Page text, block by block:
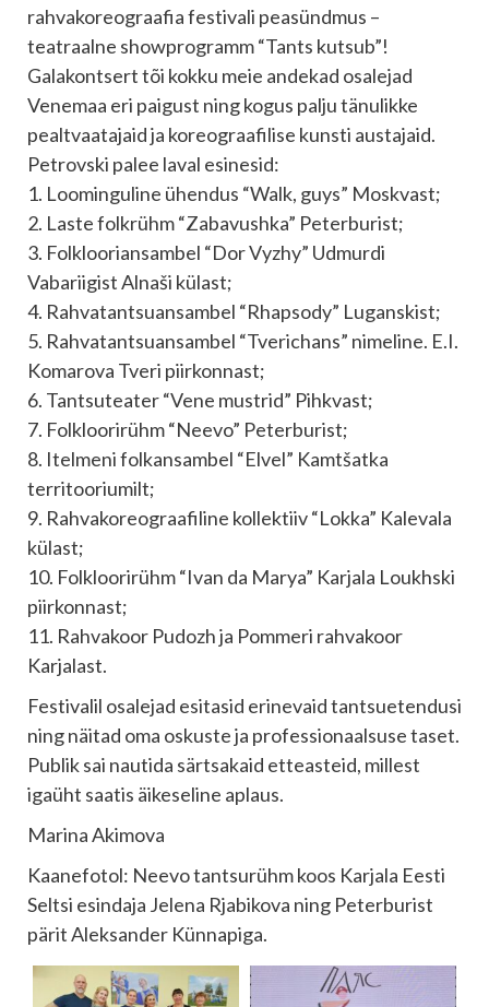
rahvakoreograafia festivali peasündmus –
teatraalne showprogramm “Tants kutsub”!
Galakontsert tõi kokku meie andekad osalejad
Venemaa eri paigust ning kogus palju tänulikke
pealtvaatajaid ja koreograafilise kunsti austajaid.
Petrovski palee laval esinesid:
1. Loominguline ühendus “Walk, guys” Moskvast;
2. Laste folkrühm “Zabavushka” Peterburist;
3. Folklooriansambel “Dor Vyzhy” Udmurdi
Vabariigist Alnaši külast;
4. Rahvatantsuansambel “Rhapsody” Luganskist;
5. Rahvatantsuansambel “Tverichans” nimeline. E.I.
Komarova Tveri piirkonnast;
6. Tantsuteater “Vene mustrid” Pihkvast;
7. Folkloorirühm “Neevo” Peterburist;
8. Itelmeni folkansambel “Elvel” Kamtšatka
territooriumilt;
9. Rahvakoreograafiline kollektiiv “Lokka” Kalevala
külast;
10. Folkloorirühm “Ivan da Marya” Karjala Loukhski
piirkonnast;
11. Rahvakoor Pudozh ja Pommeri rahvakoor
Karjalast.
Festivalil osalejad esitasid erinevaid tantsuetendusi
ning näitad oma oskuste ja professionaalsuse taset.
Publik sai nautida särtsakaid etteasteid, millest
igaüht saatis äikeseline aplaus.
Marina Akimova
Kaanefotol: Neevo tantsurühm koos Karjala Eesti
Seltsi esindaja Jelena Rjabikova ning Peterburist
pärit Aleksander Künnapiga.